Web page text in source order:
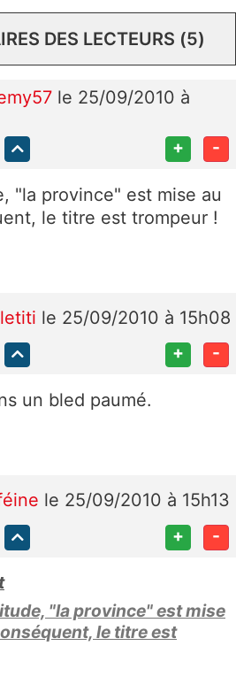
DES LECTEURS (5)
le 25/09/2010 à
+ -
"la province" est mise au
le titre est trompeur !
le 25/09/2010 à 15h08
+ -
un bled paumé.
le 25/09/2010 à 15h13
+ -
"la province" est mise
le titre est